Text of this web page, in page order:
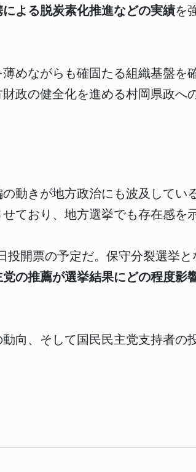
よる脱炭素化推進などの実績を
めながらも確固たる組織基盤を
政の健全化を進める村岡県政へ
動きが地方政治にも波及してい
ており、地方選挙でも存在感を
開票の予定だ。保守分裂選挙
党の推薦が選挙結果にどの程度影
向、そして国民民主党支持者の